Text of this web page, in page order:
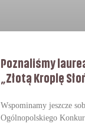
Poznaliśmy
„Złotą Kroplę
Wspominamy jeszcze
Ogólnopolskiego